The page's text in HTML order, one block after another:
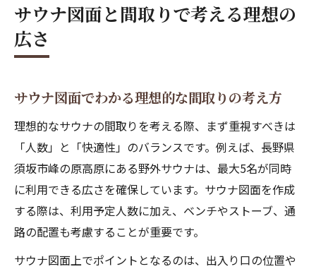
サウナ図面と間取りで考える理想の
広さ
サウナ図面でわかる理想的な間取りの考え方
理想的なサウナの間取りを考える際、まず重視すべきは
「人数」と「快適性」のバランスです。例えば、長野県
須坂市峰の原高原にある野外サウナは、最大5名が同時
に利用できる広さを確保しています。サウナ図面を作成
する際は、利用予定人数に加え、ベンチやストーブ、通
路の配置も考慮することが重要です。
サウナ図面上でポイントとなるのは、出入り口の位置や